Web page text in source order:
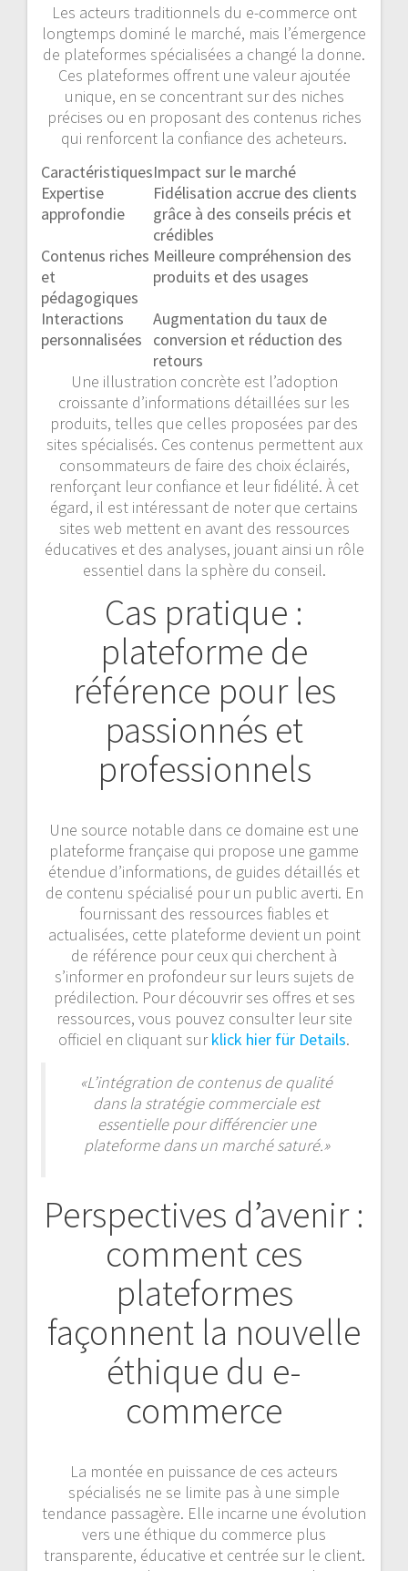
Les acteurs traditionnels du e-commerce ont
longtemps dominé le marché, mais l’émergence
de plateformes spécialisées a changé la donne.
Ces plateformes offrent une valeur ajoutée
unique, en se concentrant sur des niches
précises ou en proposant des contenus riches
qui renforcent la confiance des acheteurs.
CaractéristiquesImpact sur le marché
Expertise
approfondie
Fidélisation accrue des clients
grâce à des conseils précis et
crédibles
Contenus riches
et
pédagogiques
Meilleure compréhension des
produits et des usages
Interactions
personnalisées
Augmentation du taux de
conversion et réduction des
retours
Une illustration concrète est l’adoption
croissante d’informations détaillées sur les
produits, telles que celles proposées par des
sites spécialisés. Ces contenus permettent aux
consommateurs de faire des choix éclairés,
renforçant leur confiance et leur fidélité. À cet
égard, il est intéressant de noter que certains
sites web mettent en avant des ressources
éducatives et des analyses, jouant ainsi un rôle
essentiel dans la sphère du conseil.
Cas pratique :
plateforme de
référence pour les
passionnés et
professionnels
Une source notable dans ce domaine est une
plateforme française qui propose une gamme
étendue d’informations, de guides détaillés et
de contenu spécialisé pour un public averti. En
fournissant des ressources fiables et
actualisées, cette plateforme devient un point
de référence pour ceux qui cherchent à
s’informer en profondeur sur leurs sujets de
prédilection. Pour découvrir ses offres et ses
ressources, vous pouvez consulter leur site
officiel en cliquant surklick hier für Details.
«L’intégration de contenus de qualité
dans la stratégie commerciale est
essentielle pour différencier une
plateforme dans un marché saturé.»
Perspectives d’avenir :
comment ces
plateformes
façonnent la nouvelle
éthique du e-
commerce
La montée en puissance de ces acteurs
spécialisés ne se limite pas à une simple
tendance passagère. Elle incarne une évolution
vers une éthique du commerce plus
transparente, éducative et centrée sur le client.